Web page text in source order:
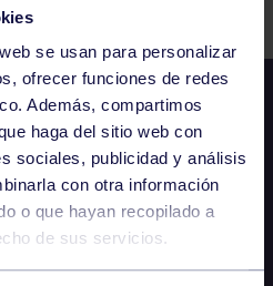
se usan para personalizar
ofrecer funciones de redes
Además, compartimos
haga del sitio web con
sociales, publicidad y análisis
con otra información
o que hayan recopilado a
de sus servicios.